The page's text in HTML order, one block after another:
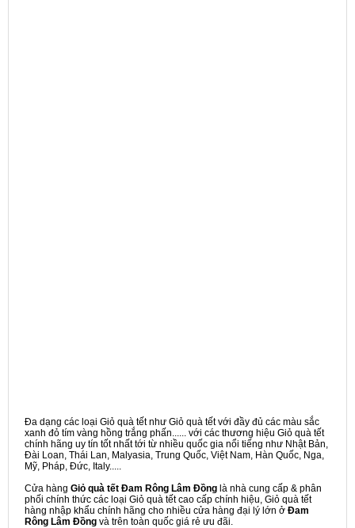
Đa dạng các loại Giỏ quà tết như Giỏ quà tết với đầy đủ các màu sắc
xanh đỏ tím vàng hồng trắng phấn...... với các thương hiệu Giỏ quà tết
chính hãng uy tín tốt nhất tới từ nhiều quốc gia nổi tiếng như Nhật Bản,
Đài Loan, Thái Lan, Malyasia, Trung Quốc, Việt Nam, Hàn Quốc, Nga,
Mỹ, Pháp, Đức, Italy.....
Cửa hàng Giỏ quà tết Đam Rông Lâm Đồng là nhà cung cấp & phân
phối chính thức các loại Giỏ quà tết cao cấp chính hiệu, Giỏ quà tết
hàng nhập khẩu chính hãng cho nhiều cửa hàng đại lý lớn ở Đam
Rông Lâm Đồng và trên toàn quốc giá rẻ ưu đãi.